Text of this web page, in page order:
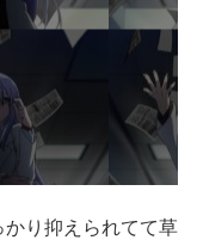
り抑えられてて草